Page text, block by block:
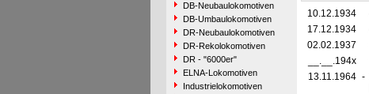
DB-Neubaulokomotiven
DB-Umbaulokomotiven
DR-Neubaulokomotiven
DR-Rekolokomotiven
DR - "6000er"
ELNA-Lokomotiven
Industrielokomotiven
10.12.1934
17.12.1934
02.02.1937
__.__.194x
13.11.1964 -